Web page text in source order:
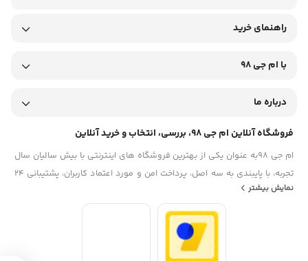
راهنمای خرید
با ام جی 98
درباره ما
فروشگاه آنلاین ام جی 98، بررسی، انتخاب و خرید آنلاین
ام جی 98به عنوان یکی از بهترین فروشگاه های اینترنتی با بیش سالیان سال
تجربه، با پایبندی به سه اصل، پرداخت امن و مورد اعتماد کاربران، پشتیبانی 24
ساعته و تضمین اصل‌بودن کالا موفق شده تا همگام با فروشگاه‌های معتبر
ایران، به یکی از بهترین فروشگاه اینترنتی ایران تبدیل شود. به محض ورود به
سایت ام جی 98 با دنیایی از کالا رو به رو می‌شوید! هر آنچه که نیاز دارید و به
ذهن شما خطور می‌کند در اینجا پیدا خواهید کرد.تشکر از همراهی و اعتماد
نمایش بیشتر